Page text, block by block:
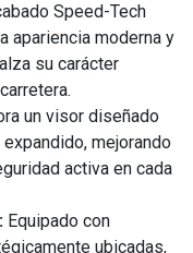
Speed-Tech
apariencia moderna y
su carácter
un visor diseñado
mejorando
activa en cada
Equipado con
ubicadas,